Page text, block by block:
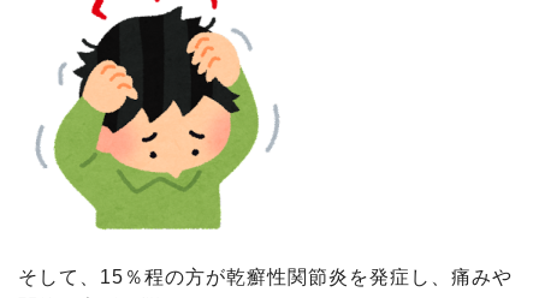
そして、15％程の方が乾癬性関節炎を発症し、痛みや